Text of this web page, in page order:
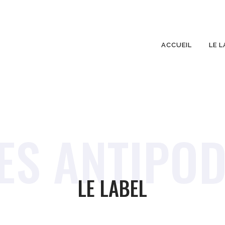
ACCUEIL LE
ANTIPODS
LE LABEL